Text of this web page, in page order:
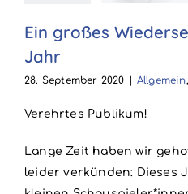
Ein großes
Jahr
28. September 2020 Allgemein
Verehrtes Publikum!
Lange Zeit haben wir
leider verkünden: Dieses